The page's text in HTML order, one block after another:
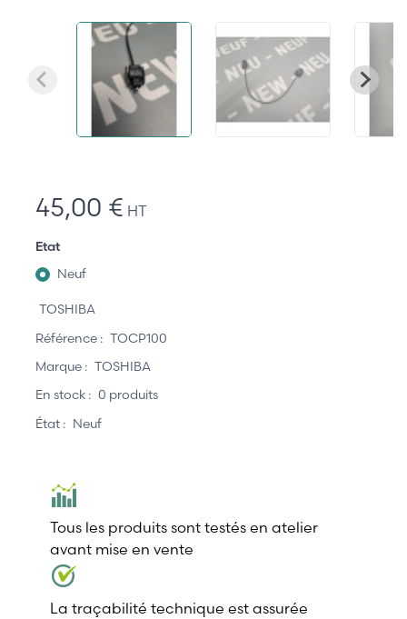
45,00 € HT
Etat
Neuf
TOSHIBA
Référence : TOCP100
Marque : TOSHIBA
En stock : 0 produits
État : Neuf
Tous les produits sont testés en atelier
avant mise en vente
La traçabilité technique est assurée